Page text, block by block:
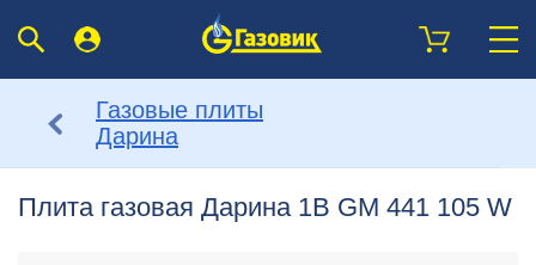
Газовые плиты
Дарина
Плита газовая Дарина 1B GM 441 105 W